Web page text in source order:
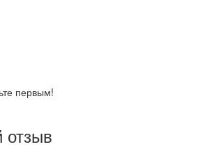
первым!
отзыв